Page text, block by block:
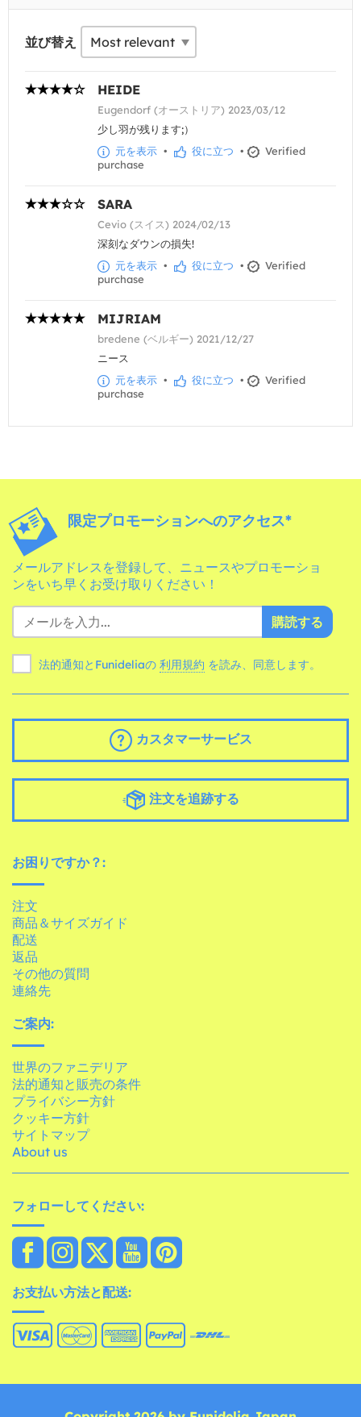
並び替え
HEIDE
Eugendorf (オーストリア) 2023/03/12
少し羽が残ります;）
元を表示 • 役に立つ •
Verified
purchase
SARA
Cevio (スイス) 2024/02/13
深刻なダウンの損失!
元を表示 • 役に立つ •
Verified
purchase
MIJRIAM
bredene (ベルギー) 2021/12/27
ニース
元を表示 • 役に立つ •
Verified
purchase
限定プロモーションへのアクセス*
メールアドレスを登録して、ニュースやプロモーショ
ンをいち早くお受け取りください！
購読する
法的通知とFunideliaの 利用規約 を読み、同意します。
カスタマーサービス
注文を追跡する
お困りですか？:
注文
商品＆サイズガイド
配送
返品
その他の質問
連絡先
ご案内:
世界のファニデリア
法的通知と販売の条件
プライバシー方針
クッキー方針
サイトマップ
About us
フォローしてください:
お支払い方法と配送: